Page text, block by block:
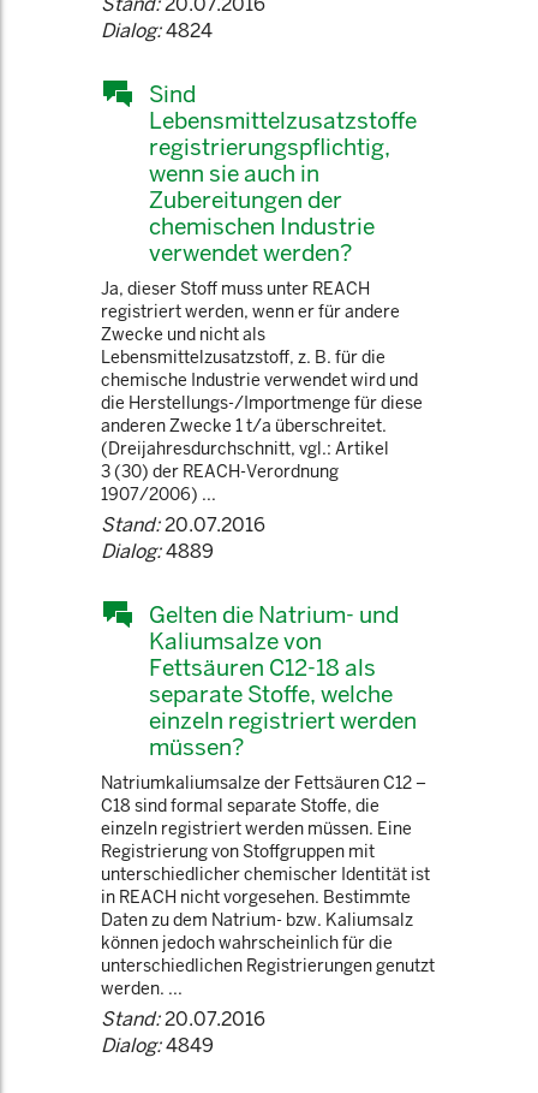
Dialog:4824
Sind
Lebensmittelzusatzstoffe
registrierungspflichtig,
wenn sie auch in
Zubereitungen der
chemischen Industrie
verwendet werden?
Ja, dieser Stoff muss unter REACH
registriert werden, wenn er für andere
Zwecke und nicht als
Lebensmittelzusatzstoff, z. B. für die
chemische Industrie verwendet wird und
die Herstellungs-/Importmenge für diese
anderen Zwecke 1 t/a überschreitet.
(Dreijahresdurchschnitt, vgl.: Artikel
3 (30) der REACH-Verordnung
1907/2006) ...
Stand:20.07.2016
Dialog:4889
Gelten die Natrium- und
Kaliumsalze von
Fettsäuren C12-18 als
separate Stoffe, welche
einzeln registriert werden
müssen?
Natriumkaliumsalze der Fettsäuren C12 –
C18 sind formal separate Stoffe, die
einzeln registriert werden müssen. Eine
Registrierung von Stoffgruppen mit
unterschiedlicher chemischer Identität ist
in REACH nicht vorgesehen. Bestimmte
Daten zu dem Natrium- bzw. Kaliumsalz
können jedoch wahrscheinlich für die
unterschiedlichen Registrierungen genutzt
werden. ...
Stand:20.07.2016
Dialog:4849